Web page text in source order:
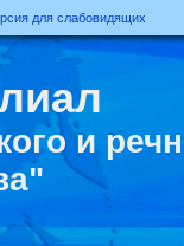
для слабовидящих
и